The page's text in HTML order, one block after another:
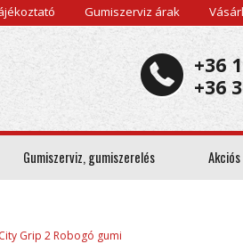
Gumiszerviz árak
+36
+36
Gumiszerviz, gumiszerelés
Grip 2 Robogó gumi